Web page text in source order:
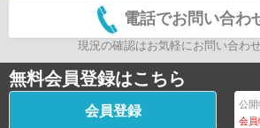
電話でお問い合わ
現況の確認はお気軽にお問い合わせ
無料会員登録はこちら
会員登録 公
会